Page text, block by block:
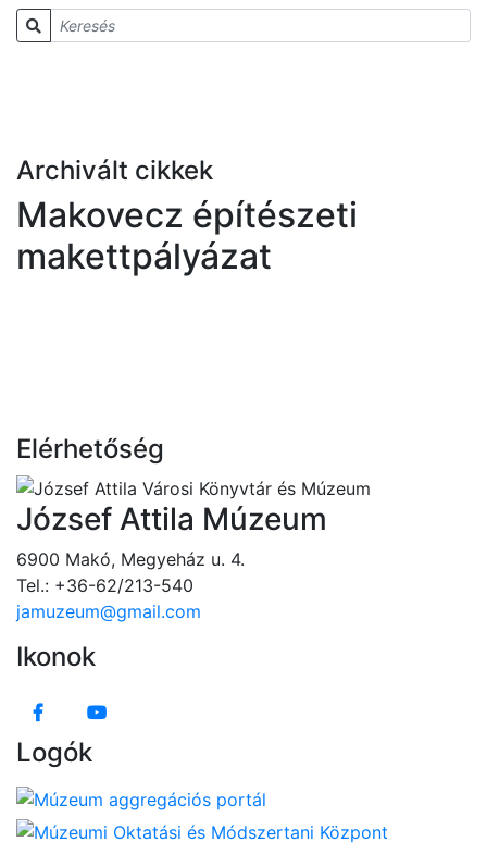
Archivált cikkek
Makovecz építészeti
makettpályázat
Elérhetőség
József Attila Múzeum
6900 Makó, Megyeház u. 4.
Tel.: +36-62/213-540
jamuzeum@gmail.com
Ikonok
Logók